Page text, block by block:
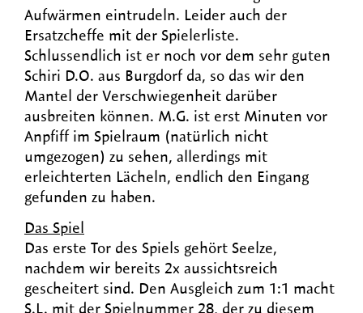
Aufwärmen eintrudeln. Leider auch der
Ersatzcheffe mit der Spielerliste.
Schlussendlich ist er noch vor dem sehr guten
Schiri D.O. aus Burgdorf da, so das wir den
Mantel der Verschwiegenheit darüber
ausbreiten können. M.G. ist erst Minuten vor
Anpfiff im Spielraum (natürlich nicht
umgezogen) zu sehen, allerdings mit
erleichterten Lächeln, endlich den Eingang
gefunden zu haben.
Das Spiel
Das erste Tor des Spiels gehört Seelze,
nachdem wir bereits 2x aussichtsreich
gescheitert sind. Den Ausgleich zum 1:1 macht
S.L. mit der Spielnummer 28, der zu diesem